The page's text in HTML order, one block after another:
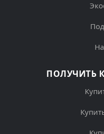
ПОЛУЧИТЬ